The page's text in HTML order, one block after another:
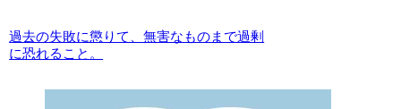
過去の失敗に懲りて、無害なものまで過剰
に恐れること。